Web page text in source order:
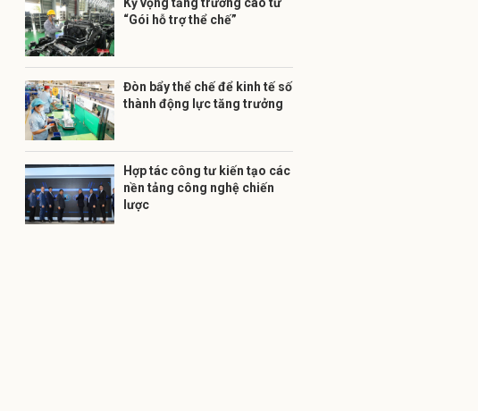
“Gói hỗ trợ thể chế”
Đòn bẩy thể chế để kinh tế số
thành động lực tăng trưởng
Hợp tác công tư kiến tạo các
nền tảng công nghệ chiến
lược
Gửi